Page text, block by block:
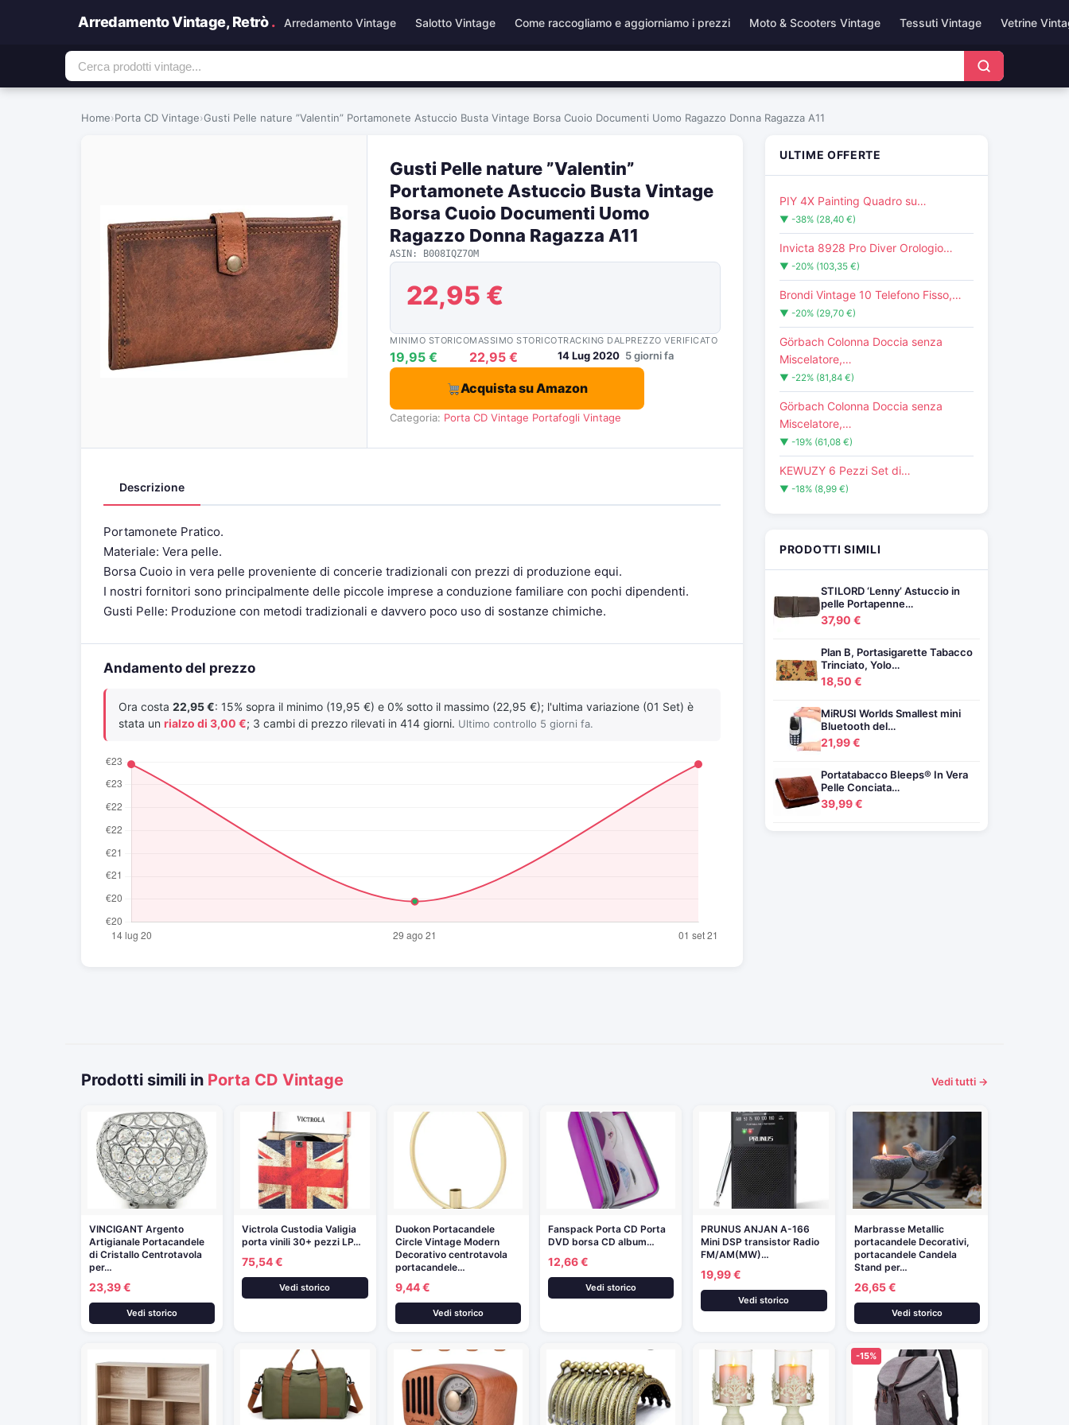
Arredamento Vintage, Retrò. Arredamento Vintage Salotto Vintage Come raccogliamo e aggiorniamo i prezzi Moto & Scooters Vintage Tessuti Vintage Vetrine
Home›Porta CD Vintage›Gusti Pelle nature ”Valentin” Portamonete Astuccio Busta Vintage Borsa Cuoio Documenti Uomo Ragazzo Donna Ragazza A11
Gusti Pelle nature ”Valentin”
Portamonete Astuccio Busta Vintage
Borsa Cuoio Documenti Uomo
Ragazzo Donna Ragazza A11
ASIN: B008IQZ7OM
22,95 €
MINIMO STORICO
19,95 €
MASSIMO STORICO
22,95 €
TRACKING DAL
14 Lug 2020
PREZZO VERIFICATO
5 giorni fa
Acquista su Amazon
Categoria: Porta CD Vintage Portafogli Vintage
Descrizione
Portamonete Pratico.
Materiale: Vera pelle.
Borsa Cuoio in vera pelle proveniente di concerie tradizionali con prezzi di produzione equi.
I nostri fornitori sono principalmente delle piccole imprese a conduzione familiare con pochi dipendenti.
Gusti Pelle: Produzione con metodi tradizionali e davvero poco uso di sostanze chimiche.
Andamento del prezzo
Ora costa 22,95 €: 15% sopra il minimo (19,95 €) e 0% sotto il massimo (22,95 €); l'ultima variazione (01 Set) è
stata un rialzo di 3,00 €; 3 cambi di prezzo rilevati in 414 giorni. Ultimo controllo 5 giorni fa.
ULTIME OFFERTE
PIY 4X Painting Quadro su…
▼ -38% (28,40 €)
Invicta 8928 Pro Diver Orologio…
▼ -20% (103,35 €)
Brondi Vintage 10 Telefono Fisso,…
▼ -20% (29,70 €)
Görbach Colonna Doccia senza
Miscelatore,…
▼ -22% (81,84 €)
Görbach Colonna Doccia senza
Miscelatore,…
▼ -19% (61,08 €)
KEWUZY 6 Pezzi Set di…
▼ -18% (8,99 €)
PRODOTTI SIMILI
STILORD ‘Lenny’ Astuccio in
pelle Portapenne…
37,90 €
Plan B, Portasigarette Tabacco
Trinciato, Yolo…
18,50 €
MiRUSI Worlds Smallest mini
Bluetooth del…
21,99 €
Portatabacco Bleeps® In Vera
Pelle Conciata…
39,99 €
Prodotti simili in Porta CD Vintage Vedi tutti →
VINCIGANT Argento
Artigianale Portacandele
di Cristallo Centrotavola
per…
23,39 €
Vedi storico
Victrola Custodia Valigia
porta vinili 30+ pezzi LP…
75,54 €
Vedi storico
Duokon Portacandele
Circle Vintage Modern
Decorativo centrotavola
portacandele…
9,44 €
Vedi storico
Fanspack Porta CD Porta
DVD borsa CD album…
12,66 €
Vedi storico
PRUNUS ANJAN A-166
Mini DSP transistor Radio
FM/AM(MW)…
19,99 €
Vedi storico
Marbrasse Metallic
portacandele Decorativi,
portacandele Candela
Stand per…
26,65 €
Vedi storico
-15%